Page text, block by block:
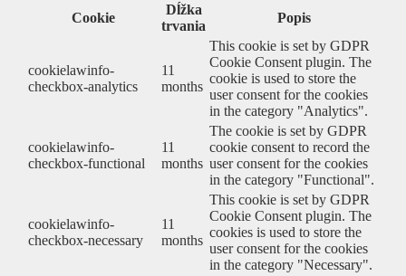
Cookie
Dĺžka
trvania
Popis
cookielawinfo-
checkbox-analytics
11
months
This cookie is set by GDPR
Cookie Consent plugin. The
cookie is used to store the
user consent for the cookies
in the category "Analytics".
cookielawinfo-
checkbox-functional
11
months
The cookie is set by GDPR
cookie consent to record the
user consent for the cookies
in the category "Functional".
cookielawinfo-
checkbox-necessary
11
months
This cookie is set by GDPR
Cookie Consent plugin. The
cookies is used to store the
user consent for the cookies
in the category "Necessary".